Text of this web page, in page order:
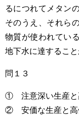
るにつれてメタン
そのうえ、それら
物質が使われてい
地下水に達すること
問１３
① 注意深い生産と
② 安価な生産と高